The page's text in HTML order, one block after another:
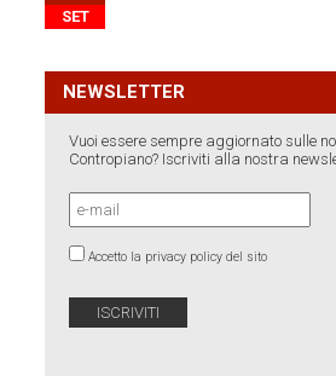
SET
NEWSLETTER
Vuoi essere sempre aggiornato sulle
Contropiano? Iscriviti alla nostra
Accetto la privacy policy del sito